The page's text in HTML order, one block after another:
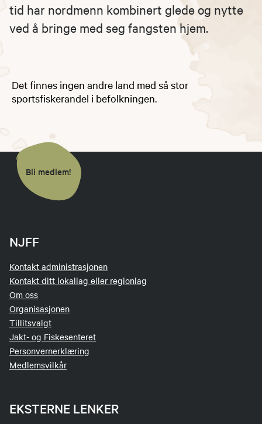
tid har nordmenn kombinert glede og nytte
ved å bringe med seg fangsten hjem.
Det finnes ingen andre land med så stor
sportsfiskerandel i befolkningen.
Bli medlem!
NJFF
Kontakt administrasjonen
Kontakt ditt lokallag eller regionlag
Om oss
Organisasjonen
Tillitsvalgt
Jakt- og Fiskesenteret
Personvernerklæring
Medlemsvilkår
EKSTERNE LENKER